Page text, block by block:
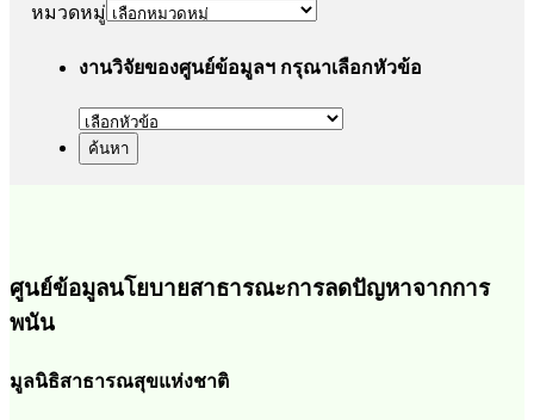
หมวดหมู่
งานวิจัยของศูนย์ข้อมูลฯ กรุณาเลือกหัวข้อ
ศูนย์ข้อมูลนโยบายสาธารณะการลดปัญหาจากการ
พนัน
มูลนิธิสาธารณสุขแห่งชาติ